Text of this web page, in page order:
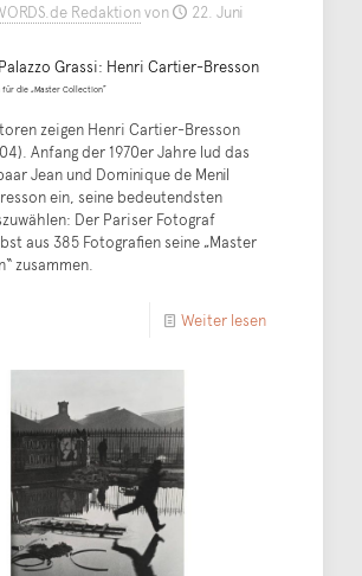
Redaktionvon
22. Juni
Grassi: Henri Cartier-Bresson
die „Master Collection”
zeigen Henri Cartier-Bresson
Anfang der 1970er Jahre lud das
Jean und Dominique de Menil
ein, seine bedeutendsten
Der Pariser Fotograf
aus 385 Fotografien seine „Master
zusammen.
Weiter lesen